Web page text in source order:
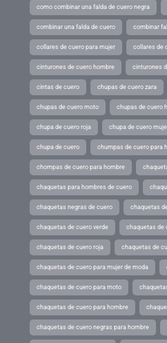
como combinar una falda de cuero negra
combinar una falda de cuero combinar
collares de cuero para mujer collares de
cinturones de cuero hombre cinturones
cintas de cuero chupas de cuero zara
chupas de cuero moto chupas de cuero
chupa de cuero roja chupa de cuero
chupa de cuero chumpas de cuero para
chompas de cuero para hombre
chaquetas para hombres de cuero
chaquetas negras de cuero chaquetas
chaquetas de cuero verde chaquetas de
chaquetas de cuero roja chaquetas de
chaquetas de cuero para mujer de moda
chaquetas de cuero para moto
chaquetas de cuero para hombre
chaquetas de cuero negras para hombre